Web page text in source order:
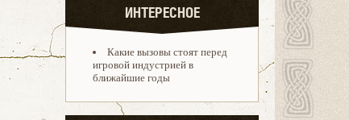
ИНТЕРЕСНОЕ
Какие вызовы стоят перед
игровой индустрией в
ближайшие годы